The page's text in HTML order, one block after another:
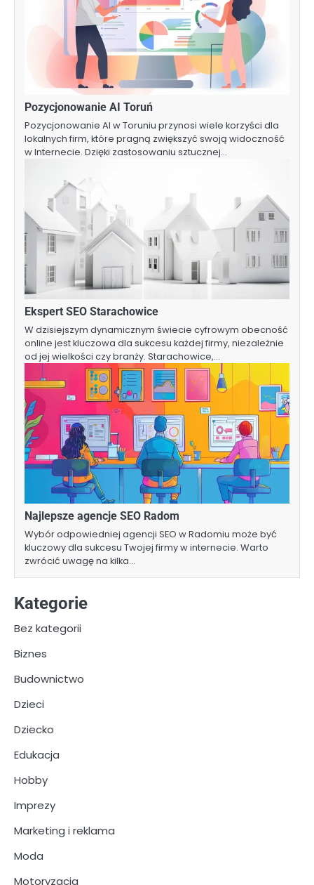
Pozycjonowanie AI Toruń
Pozycjonowanie AI w Toruniu przynosi wiele korzyści dla
lokalnych firm, które pragną zwiększyć swoją widoczność
w Internecie. Dzięki zastosowaniu sztucznej…
Ekspert SEO Starachowice
W dzisiejszym dynamicznym świecie cyfrowym obecność
online jest kluczowa dla sukcesu każdej firmy, niezależnie
od jej wielkości czy branży. Starachowice,…
Najlepsze agencje SEO Radom
Wybór odpowiedniej agencji SEO w Radomiu może być
kluczowy dla sukcesu Twojej firmy w internecie. Warto
zwrócić uwagę na kilka…
Kategorie
Bez kategorii
Biznes
Budownictwo
Dzieci
Dziecko
Edukacja
Hobby
Imprezy
Marketing i reklama
Moda
Motoryzacja